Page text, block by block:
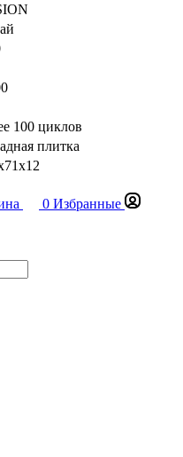
100 циклов
плитка
0 Избранные